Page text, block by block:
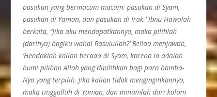
pasukan yang bermacam-macam: pasukan di Syam,
pasukan di Yaman, dan pasukan di Irak.’ Ibnu Hawalah
berkata, “Jika aku mendapatkannya, maka pilihlah
(darinya) bagiku wahai Rasulullah?’ Beliau menjawab,
‘Hendaklah kalian berada di Syam, karena ia adalah
bumi pilihan Allah yang dipilihkan bagi para hamba-
Nya yang terpilih. Jika kalian tidak menginginkannya,
maka tinggallah di Yaman, dan minumlah dari kolam